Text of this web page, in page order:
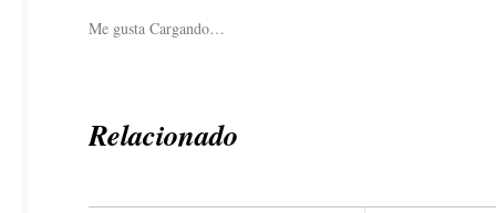
Me gusta Cargando…
Relacionado